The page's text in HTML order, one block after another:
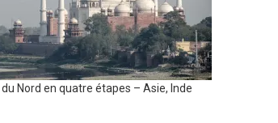
du Nord en quatre étapes – Asie, Inde